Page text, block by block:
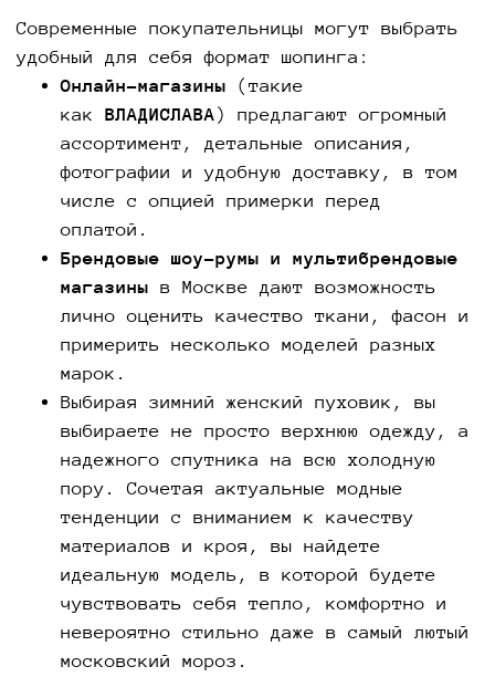
Современные покупательницы могут выбрать
удобный для себя формат шопинга:
Онлайн-магазины (такие
как ВЛАДИСЛАВА) предлагают огромный
ассортимент, детальные описания,
фотографии и удобную доставку, в том
числе с опцией примерки перед
оплатой.
Брендовые шоу-румы и мультибрендовые
магазины в Москве дают возможность
лично оценить качество ткани, фасон и
примерить несколько моделей разных
марок.
Выбирая зимний женский пуховик, вы
выбираете не просто верхнюю одежду, а
надежного спутника на всю холодную
пору. Сочетая актуальные модные
тенденции с вниманием к качеству
материалов и кроя, вы найдете
идеальную модель, в которой будете
чувствовать себя тепло, комфортно и
невероятно стильно даже в самый лютый
московский мороз.